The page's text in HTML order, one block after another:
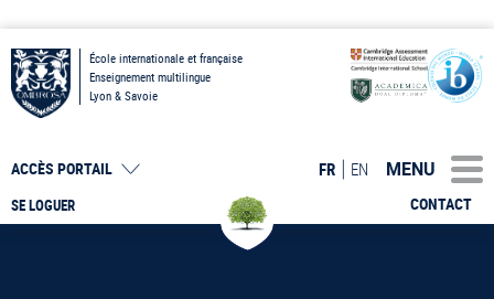
École internationale et française
Enseignement multilingue
Lyon & Savoie
SE LOGUER
ACCÈS PORTAIL
CONTACT
FR EN MENU